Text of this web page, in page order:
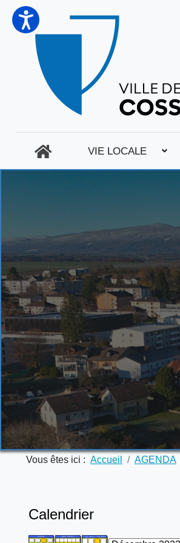
VIE LOCALE
Vous êtes ici : Accueil AGENDA
Calendrier